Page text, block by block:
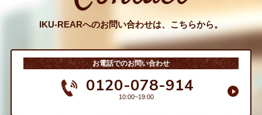
IKU-REARへのお問い合わせは、こちらから。
お電話でのお問い合わせ
0120-078-914
10:00~19:00